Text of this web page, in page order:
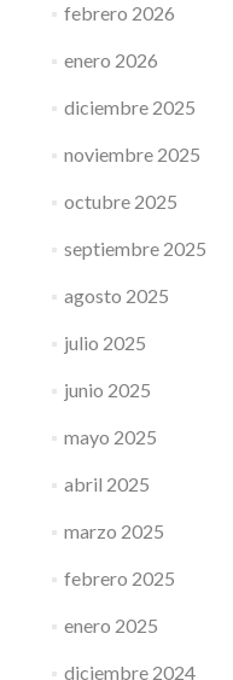
febrero 2026
enero 2026
diciembre 2025
noviembre 2025
octubre 2025
septiembre 2025
agosto 2025
julio 2025
junio 2025
mayo 2025
abril 2025
marzo 2025
febrero 2025
enero 2025
diciembre 2024